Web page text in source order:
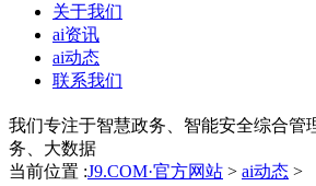
关于我们
ai资讯
ai动态
联系我们
我们专注于智慧政务、智能安全综合管
务、大数据
当前位置 :J9.COM·官方网站 > ai动态 >